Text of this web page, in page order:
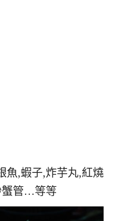
魚,蝦子,炸芋丸,紅燒
蟹管…等等